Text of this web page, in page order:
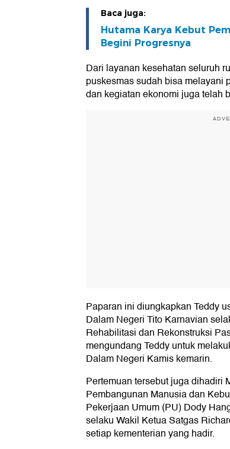
Baca juga:
Hutama Karya Kebut
Begini Progresnya
Dari layanan kesehatan seluruh
puskesmas sudah bisa melayani
dan kegiatan ekonomi juga telah
Paparan ini diungkapkan Teddy
Dalam Negeri Tito Karnavian
Rehabilitasi dan Rekonstruksi
mengundang Teddy untuk
Dalam Negeri Kamis kemarin.
Pertemuan tersebut juga dihadiri
Pembangunan Manusia dan
Pekerjaan Umum (PU) Dody
selaku Wakil Ketua Satgas
setiap kementerian yang hadir.